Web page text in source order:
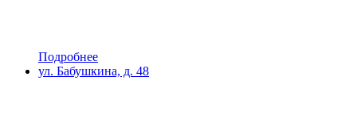
Подробнее
ул. Бабушкина, д. 48